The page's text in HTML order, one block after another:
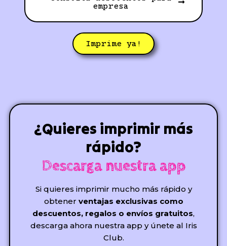
empresa
Imprime ya!
¿Quieres imprimir más
rápido?
Descarga nuestra app
Si quieres imprimir mucho más rápido y
obtener ventajas exclusivas como
descuentos, regalos o envíos gratuitos,
descarga ahora nuestra app y únete al Iris
Club.